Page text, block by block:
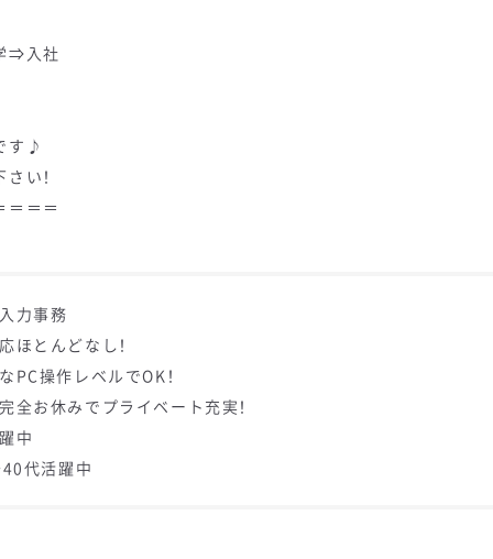
⇒入社
す♪
い！
＝＝＝
力事務
ほとんどなし！
PC操作レベルでOK！
全お休みでプライベート充実！
中
40代活躍中